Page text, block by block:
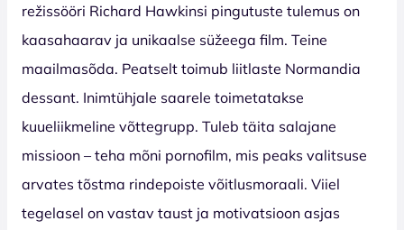
režissööri Richard Hawkinsi pingutuste tulemus on
kaasahaarav ja unikaalse süžeega film. Teine
maailmasõda. Peatselt toimub liitlaste Normandia
dessant. Inimtühjale saarele toimetatakse
kuueliikmeline võttegrupp. Tuleb täita salajane
missioon – teha mõni pornofilm, mis peaks valitsuse
arvates tõstma rindepoiste võitlusmoraali. Viiel
tegelasel on vastav taust ja motivatsioon asjas